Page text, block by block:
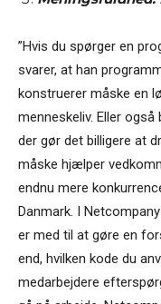
”Hvis du spørger en
svarer, at han
konstruerer måske en
menneskeliv. Eller
der gør det billigere at
måske hjælper
endnu mere
Danmark. I
er med til at gøre en
end, hvilken kode du
medarbejdere